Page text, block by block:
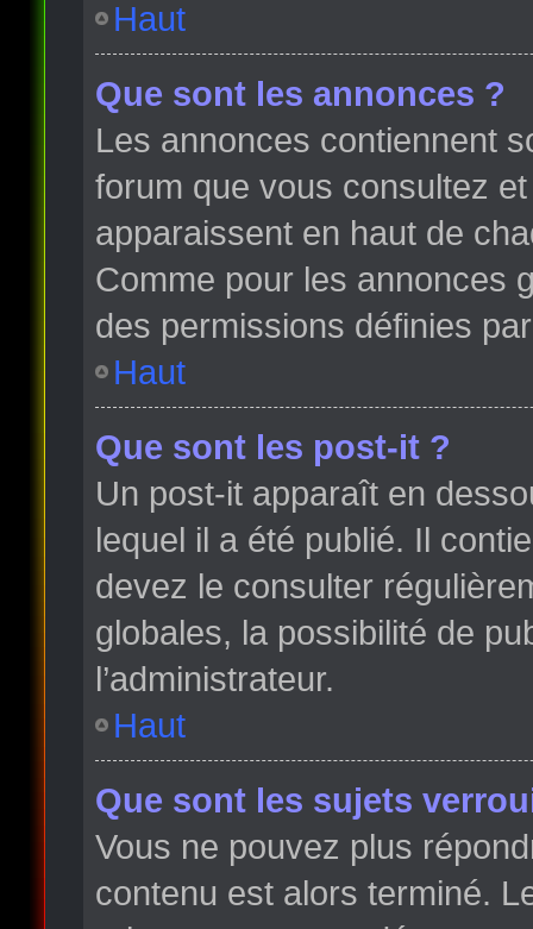
Haut
Que sont les annonces ?
Les annonces contiennent
forum que vous consultez
apparaissent en haut de
Comme pour les annonces
des permissions définies
Haut
Que sont les post-it ?
Un post-it apparaît en
lequel il a été publié. Il
devez le consulter
globales, la possibilité de
l’administrateur.
Haut
Que sont les sujets
Vous ne pouvez plus
contenu est alors terminé.